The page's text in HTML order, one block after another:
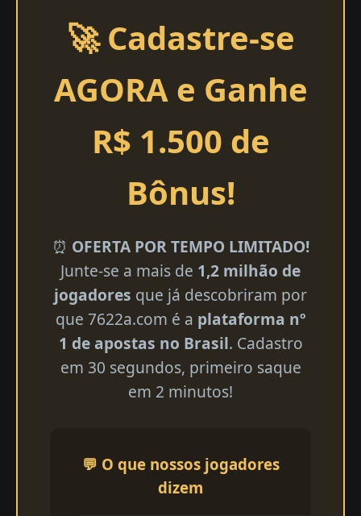
🚀 Cadastre-se
AGORA e Ganhe
R$ 1.500 de
Bônus!
⏰ OFERTA POR TEMPO LIMITADO!
Junte-se a mais de 1,2 milhão de
jogadores que já descobriram por
que 7622a.com é a plataforma nº
1 de apostas no Brasil. Cadastro
em 30 segundos, primeiro saque
em 2 minutos!
💬 O que nossos jogadores
dizem